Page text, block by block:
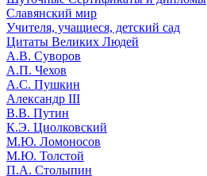
Славянский мир
Учителя, учащиеся, детский сад
Цитаты Великих Людей
А.В. Суворов
А.П. Чехов
А.С. Пушкин
Александр III
В.В. Путин
К.Э. Циолковский
М.Ю. Ломоносов
М.Ю. Толстой
П.А. Столыпин